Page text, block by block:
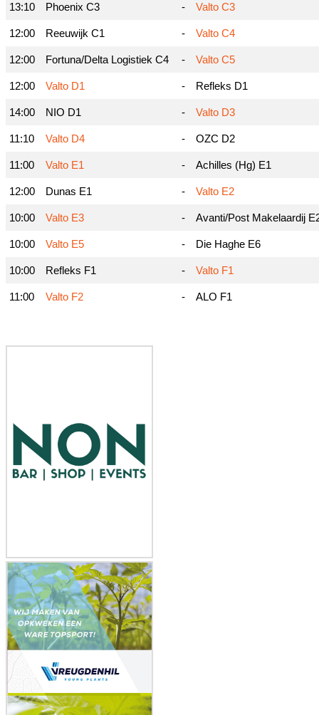
13:10 Phoenix C3 - Valto C3
12:00 Reeuwijk C1 - Valto C4
12:00 Fortuna/Delta Logistiek C4 - Valto C5
12:00 Valto D1 - Refleks D1
14:00 NIO D1 - Valto D3
11:10 Valto D4 - OZC D2
11:00 Valto E1 - Achilles (Hg) E1
12:00 Dunas E1 - Valto E2
10:00 Valto E3 - Avanti/Post Makelaardij
10:00 Valto E5 - Die Haghe E6
10:00 Refleks F1 - Valto F1
11:00 Valto F2 - ALO F1